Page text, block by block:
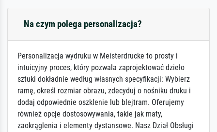
Na czym polega personalizacja?
Personalizacja wydruku w Meisterdrucke to prosty i
intuicyjny proces, który pozwala zaprojektować dzieło
sztuki dokładnie według własnych specyfikacji: Wybierz
ramę, określ rozmiar obrazu, zdecyduj o nośniku druku i
dodaj odpowiednie oszklenie lub blejtram. Oferujemy
również opcje dostosowywania, takie jak maty,
zaokrąglenia i elementy dystansowe. Nasz Dział Obsługi